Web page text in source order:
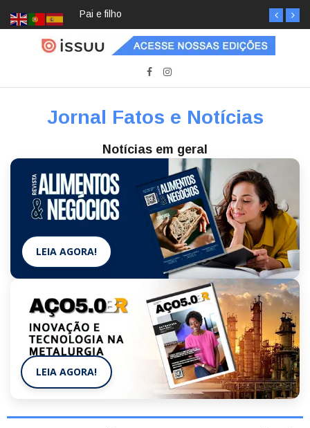
Pai e filho
Jornal Fatos e Notícias
Notícias em geral
LEIA AGORA!
LEIA AGORA!